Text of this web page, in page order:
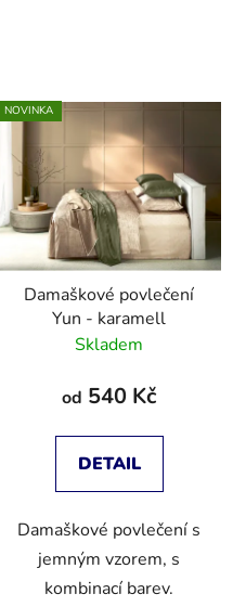
NOVINKA
Damaškové povlečení
Yun - karamell
Skladem
od 540 Kč
DETAIL
Damaškové povlečení s
jemným vzorem, s
kombinací barev.